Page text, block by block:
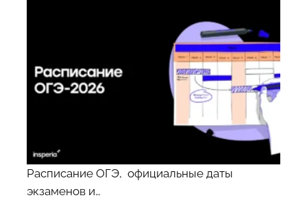
Расписание ОГЭ, официальные даты
экзаменов и…